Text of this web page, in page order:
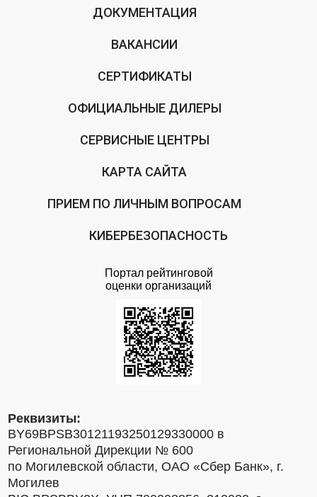
ДОКУМЕНТАЦИЯ
ВАКАНСИИ
СЕРТИФИКАТЫ
ОФИЦИАЛЬНЫЕ ДИЛЕРЫ
СЕРВИСНЫЕ ЦЕНТРЫ
КАРТА САЙТА
ПРИЕМ ПО ЛИЧНЫМ ВОПРОСАМ
КИБЕРБЕЗОПАСНОСТЬ
Портал рейтинговой
оценки организаций
Реквизиты:
BY69BPSB30121193250129330000 в
Региональной Дирекции № 600
по Могилевской области, ОАО «Сбер Банк», г.
Могилев